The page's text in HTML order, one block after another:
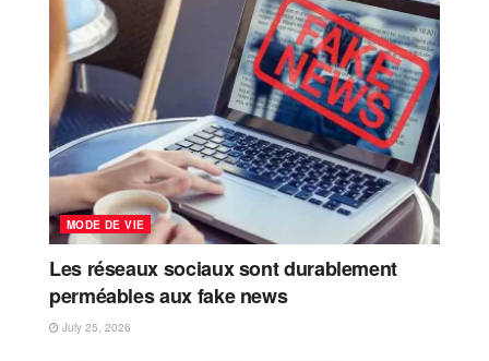
MODE DE VIE
Les réseaux sociaux sont durablement
perméables aux fake news
July 25, 2026